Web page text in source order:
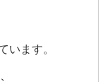
います。